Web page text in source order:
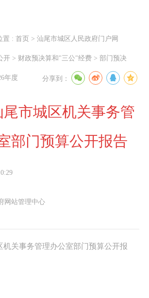
置 : 首页 > 汕尾市城区人民政府门户网
开 > 财政预决算和"三公"经费 > 部门预决
年度 分享到：
尾市城区机关事务管
部门预算公开报告
网站管理中心
机关事务管理办公室部门预算公开报